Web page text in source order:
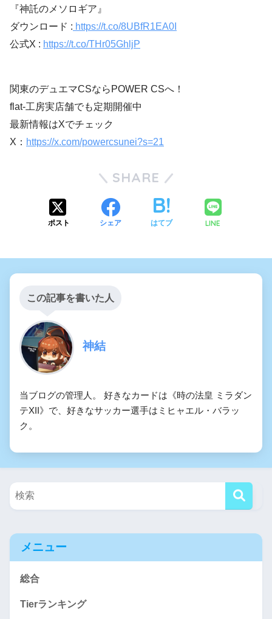
『神託のメソロギア』
ダウンロード : https://t.co/8UBfR1EA0I
公式X : https://t.co/THr05GhljP
関東のデュエマCSならPOWER CSへ！
flat-工房実店舗でも定期開催中
最新情報はXでチェック
X： https://x.com/powercsunei?s=21
SHARE
ポスト シェア はてブ LINE
この記事を書いた人
神結
当ブログの管理人。 好きなカードは《時の法皇 ミラダン
テXII》で、好きなサッカー選手はミヒャエル・バラッ
ク。
メニュー
総合
Tierランキング